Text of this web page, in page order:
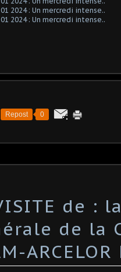
Repost 0
de :
de la